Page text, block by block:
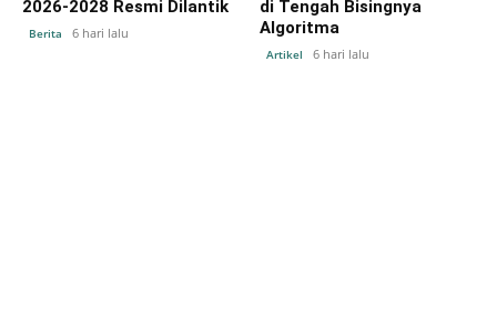
2026-2028 Resmi Dilantik
Berita 6 hari lalu
di Tengah Bisingnya
Algoritma
Artikel 6 hari lalu